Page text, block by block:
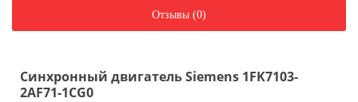
Отзывы (0)
Синхронный двигатель Siemens 1FK7103-
2AF71-1CG0